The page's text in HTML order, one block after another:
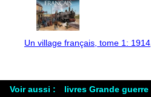
Un village français, tome 1: 1914
Voir aussi : livres Grande guerre